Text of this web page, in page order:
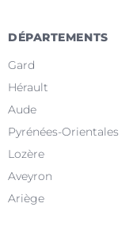
DÉPARTEMENTS
Gard
Hérault
Aude
Pyrénées-Orientales
Lozère
Aveyron
Ariège